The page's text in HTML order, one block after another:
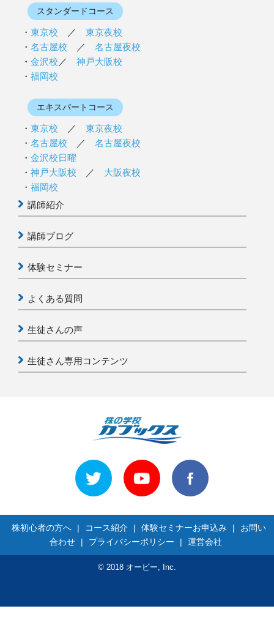
スタンダードコース
東京校 ／ 東京夜校
名古屋校 ／ 名古屋夜校
金沢校／ 神戸大阪校
福岡校
エキスパートコース
東京校 ／ 東京夜校
名古屋校 ／ 名古屋夜校
金沢校日曜
神戸大阪校 ／ 大阪夜校
福岡校
講師紹介
講師ブログ
体験セミナー
よくある質問
生徒さんの声
生徒さん専用コンテンツ
株初心者の方へ | コース紹介 | 体験セミナーお申込み |
お問い
合わせ
| プライバシーポリシー | 運営会社
© 2018 オービー, Inc.